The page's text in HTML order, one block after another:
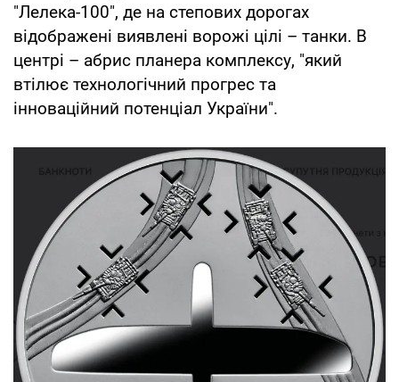
"Лелека-100", де на степових дорогах
відображені виявлені ворожі цілі – танки. В
центрі – абрис планера комплексу, "який
втілює технологічний прогрес та
інноваційний потенціал України".